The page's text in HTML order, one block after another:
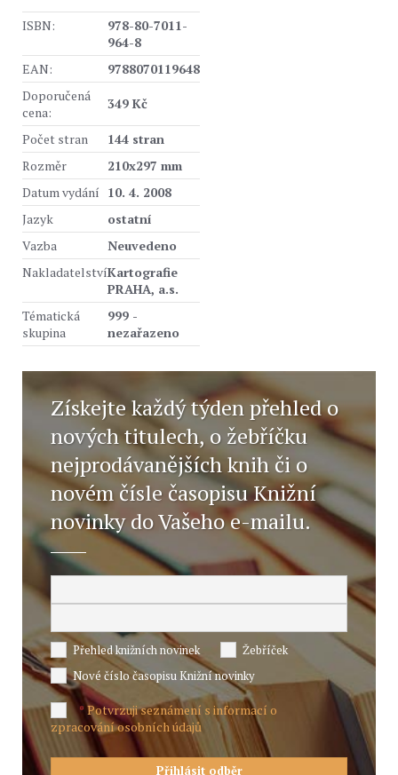
ISBN:
978-80-7011-
964-8
EAN:
9788070119648
Doporučená
cena:
349 Kč
Počet stran
144 stran
Rozměr
210x297 mm
Datum vydání 10. 4. 2008
Jazyk
ostatní
Vazba
Neuvedeno
NakladatelstvíKartografie
PRAHA, a.s.
Tématická
skupina
999 -
nezařazeno
Získejte každý týden přehled o
nových titulech, o žebříčku
nejprodávanějších knih či o
novém čísle časopisu Knižní
novinky do Vašeho e-mailu.
Přehled knižních novinek
Žebříček
Nové číslo časopisu Knižní novinky
*Potvrzuji seznámení s informací o
zpracování osobních údajů